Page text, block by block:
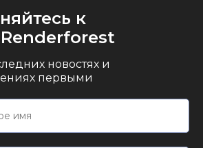
к
новостях и
первыми